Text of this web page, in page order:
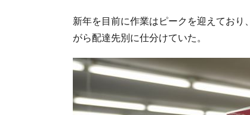
新年を目前に作業はピークを迎えてお
がら配達先別に仕分けていた。